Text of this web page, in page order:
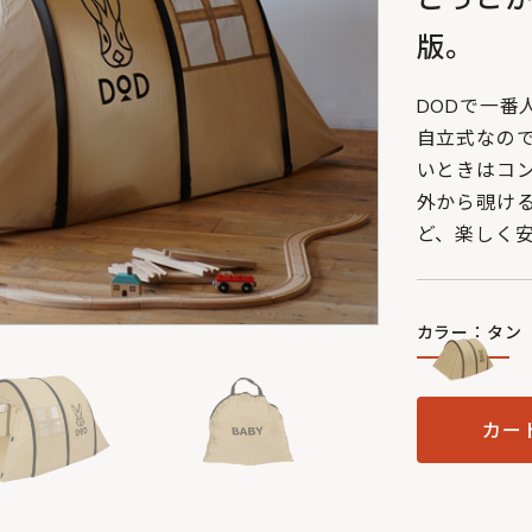
版。
DODで一番
自立式なの
いときはコ
外から覗け
ど、楽しく
カラー：タン
カー